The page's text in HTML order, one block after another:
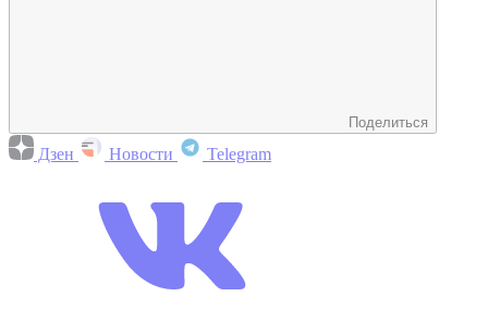
Поделиться
Дзен Новости Telegram